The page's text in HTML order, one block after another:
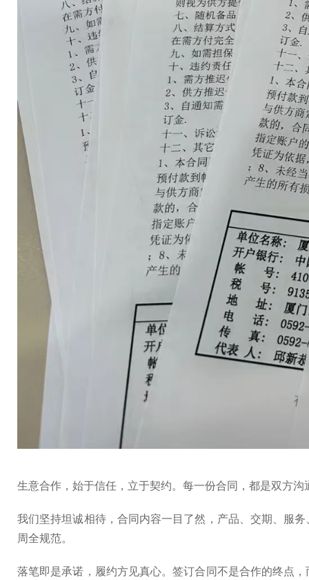
生意合作，始于信任，立于契约。每一份合同，都是双方
我们坚持坦诚相待，合同内容一目了然，产品、交期、服
周全规范。
落笔即是承诺，履约方见真心。签订合同不是合作的终点